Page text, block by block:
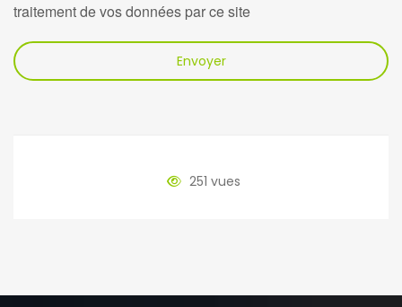
traitement de vos données par ce site
Envoyer
251 vues